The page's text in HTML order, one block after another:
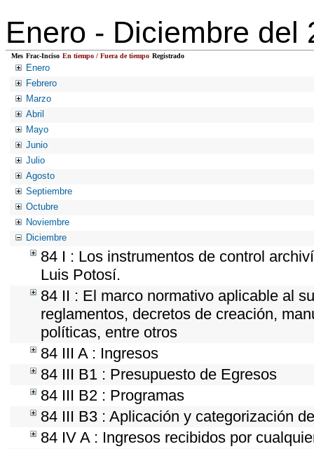
Enero - Diciembre del
Mes Frac-Inciso En tiempo / Fuera de tiempo Registrado
Enero
Febrero
Marzo
Abril
Mayo
Junio
Julio
Agosto
Septiembre
Octubre
Noviembre
Diciembre
84 I : Los instrumentos de control
Luis Potosí.
84 II : El marco normativo aplicable al
reglamentos, decretos de creación,
políticas, entre otros
84 III A : Ingresos
84 III B1 : Presupuesto de Egresos
84 III B2 : Programas
84 III B3 : Aplicación y categorización
84 IV A : Ingresos recibidos por